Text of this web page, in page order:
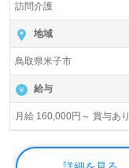
訪問介護
地域
鳥取県米子市
給与
月給 160,000円～ 賞与あり